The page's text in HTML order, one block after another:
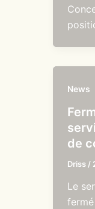
News
de
Driss /
Le